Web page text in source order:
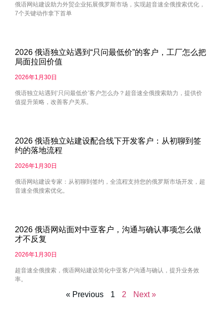
俄语网站建设助力外贸企业拓展俄罗斯市场，实现超音速全俄搜索优化，
7个关键动作拿下首单
2026 俄语独立站遇到“只问最低价”的客户，工厂怎么把
局面拉回价值
2026年1月30日
俄语独立站遇到‘只问最低价’客户怎么办？超音速全俄搜索助力，提供价
值提升策略，改善客户关系。
2026 俄语独立站建设配合线下开发客户：从初聊到签
约的落地流程
2026年1月30日
俄语网站建设专家：从初聊到签约，全流程支持您的俄罗斯市场开发，超
音速全俄搜索优化。
2026 俄语网站面对中亚客户，沟通与确认事项怎么做
才不反复
2026年1月30日
超音速全俄搜索，俄语网站建设简化中亚客户沟通与确认，提升业务效
率。
« Previous 1 2 Next »